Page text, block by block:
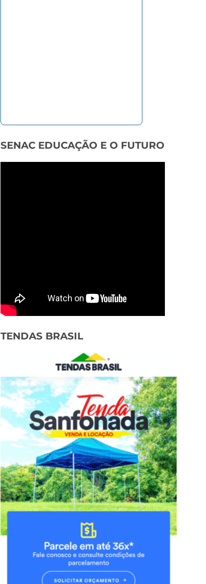
SENAC EDUCAÇÃO E O FUTURO
TENDAS BRASIL